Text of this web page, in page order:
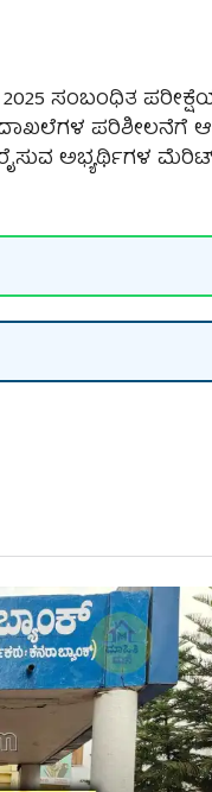
2025 ಸಂಬಂಧಿತ
ಪರಿಶೀಲನೆಗೆ
ಅಭ್ಯರ್ಥಿಗಳ